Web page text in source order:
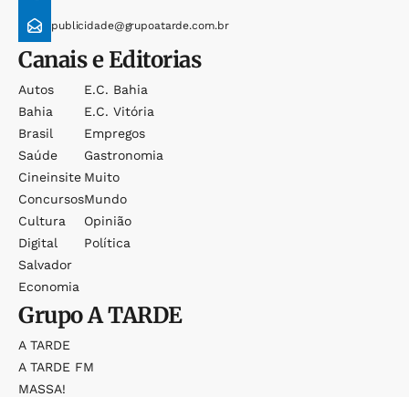
publicidade@grupoatarde.com.br
Canais e Editorias
Autos
Bahia
Brasil
Saúde
Cineinsite
Concursos
Cultura
Digital
Salvador
Economia
E.c. Bahia
E.c. Vitória
Empregos
Gastronomia
Muito
Mundo
Opinião
Política
GrupoA TARDE
A TARDE
A TARDE FM
MASSA!